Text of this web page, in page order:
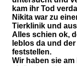
kam ihr Tod
Nikita war zu
Tierklinik und
Alles schien ok,
leblos da und
feststellen.
Wir haben sie am